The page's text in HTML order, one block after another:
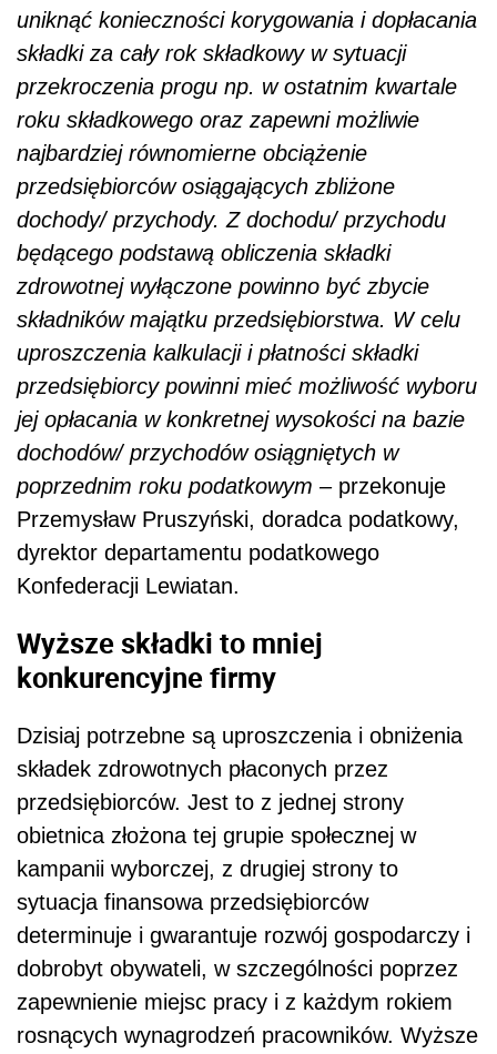
uniknąć konieczności korygowania i dopłacania
składki za cały rok składkowy w sytuacji
przekroczenia progu np. w ostatnim kwartale
roku składkowego oraz zapewni możliwie
najbardziej równomierne obciążenie
przedsiębiorców osiągających zbliżone
dochody/ przychody. Z dochodu/ przychodu
będącego podstawą obliczenia składki
zdrowotnej wyłączone powinno być zbycie
składników majątku przedsiębiorstwa. W celu
uproszczenia kalkulacji i płatności składki
przedsiębiorcy powinni mieć możliwość wyboru
jej opłacania w konkretnej wysokości na bazie
dochodów/ przychodów osiągniętych w
poprzednim roku podatkowym – przekonuje
Przemysław Pruszyński, doradca podatkowy,
dyrektor departamentu podatkowego
Konfederacji Lewiatan.
Wyższe składki to mniej
konkurencyjne firmy
Dzisiaj potrzebne są uproszczenia i obniżenia
składek zdrowotnych płaconych przez
przedsiębiorców. Jest to z jednej strony
obietnica złożona tej grupie społecznej w
kampanii wyborczej, z drugiej strony to
sytuacja finansowa przedsiębiorców
determinuje i gwarantuje rozwój gospodarczy i
dobrobyt obywateli, w szczególności poprzez
zapewnienie miejsc pracy i z każdym rokiem
rosnących wynagrodzeń pracowników. Wyższe